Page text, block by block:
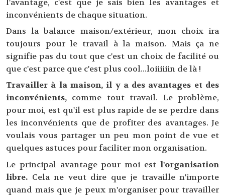
l'avantage, c'est que je sais bien les avantages et
inconvénients de chaque situation.
Dans la balance maison/extérieur, mon choix ira
toujours pour le travail à la maison. Mais ça ne
signifie pas du tout que c'est un choix de facilité ou
que c'est parce que c'est plus cool...loiiiiiin de là !
Travailler à la maison, il y a des avantages et des
inconvénients, comme tout travail. Le problème,
pour moi, est qu'il est plus rapide de se perdre dans
les inconvénients que de profiter des avantages. Je
voulais vous partager un peu mon point de vue et
quelques astuces pour faciliter mon organisation.
Le principal avantage pour moi est l'organisation
libre. Cela ne veut dire que je travaille n'importe
quand mais que je peux m'organiser pour travailler